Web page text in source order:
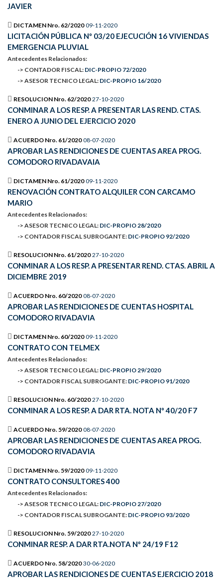
JAVIER
DICTAMEN Nro. 62/2020 09-11-2020
LICITACIÓN PÚBLICA Nº 03/20 EJECUCIÓN 16 VIVIENDAS
EMERGENCIA PLUVIAL
Antecedentes Relacionados:
-> CONTADOR FISCAL: DIC-PROPIO 72/2020
-> ASESOR TECNICO LEGAL: DIC-PROPIO 16/2020
RESOLUCION Nro. 62/2020 27-10-2020
CONMINAR A LOS RESP. A PRESENTAR LAS REND. CTAS.
ENERO A JUNIO DEL EJERCICIO 2020
ACUERDO Nro. 61/2020 08-07-2020
APROBAR LAS RENDICIONES DE CUENTAS AREA PROG.
COMODORO RIVADAVAIA
DICTAMEN Nro. 61/2020 09-11-2020
RENOVACIÓN CONTRATO ALQUILER CON CARCAMO
MARIO
Antecedentes Relacionados:
-> ASESOR TECNICO LEGAL: DIC-PROPIO 28/2020
-> CONTADOR FISCAL SUBROGANTE: DIC-PROPIO 92/2020
RESOLUCION Nro. 61/2020 27-10-2020
CONMINAR A LOS RESP. A PRESENTAR REND. CTAS. ABRIL A
DICIEMBRE 2019
ACUERDO Nro. 60/2020 08-07-2020
APROBAR LAS RENDICIONES DE CUENTAS HOSPITAL
COMODORO RIVADAVIA
DICTAMEN Nro. 60/2020 09-11-2020
CONTRATO CON TELMEX
Antecedentes Relacionados:
-> ASESOR TECNICO LEGAL: DIC-PROPIO 29/2020
-> CONTADOR FISCAL SUBROGANTE: DIC-PROPIO 91/2020
RESOLUCION Nro. 60/2020 27-10-2020
CONMINAR A LOS RESP. A DAR RTA. NOTA Nº 40/20 F7
ACUERDO Nro. 59/2020 08-07-2020
APROBAR LAS RENDICIONES DE CUENTAS AREA PROG.
COMODORO RIVADAVIA
DICTAMEN Nro. 59/2020 09-11-2020
CONTRATO CONSULTORES 400
Antecedentes Relacionados:
-> ASESOR TECNICO LEGAL: DIC-PROPIO 27/2020
-> CONTADOR FISCAL SUBROGANTE: DIC-PROPIO 93/2020
RESOLUCION Nro. 59/2020 27-10-2020
CONMINAR RESP. A DAR RTA.NOTA Nº 24/19 F12
ACUERDO Nro. 58/2020 30-06-2020
APROBAR LAS RENDICIONES DE CUENTAS EJERCICIO 2018